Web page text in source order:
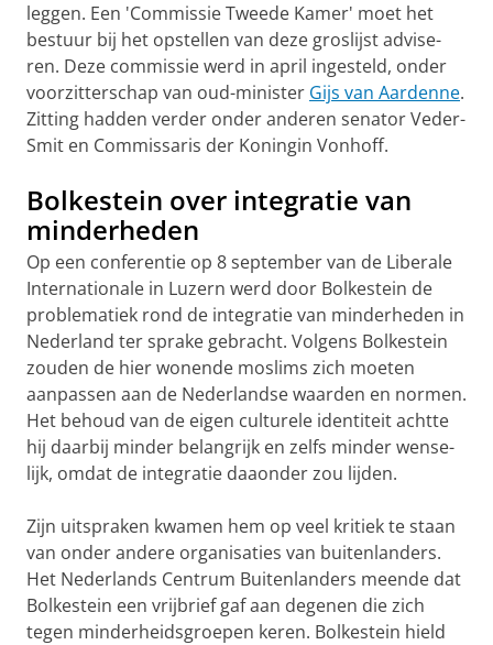
leggen. Een 'Com­mis­sie Tweede Kamer' moet het
bestuur bij het opstel­len van deze groslijst advi­se­
ren. Deze commissie werd in april ingesteld, onder
voor­zitterschap van oud-minister Gijs van Aardenne.
Zitting had­den verder onder ande­ren senator Veder-
Smit en Commissaris der Koningin Von­hoff.
Bolkestein over integratie van
minderheden
Op een conferentie op 8 september van de Liberale
Interna­tio­nale in Luzern werd door Bolkestein de
problematiek rond de integratie van minder­heden in
Nederland ter sprake gebracht. Volgens Bolkestein
zouden de hier wonende mos­lims zich moeten
aanpas­sen aan de Neder­landse waarden en nor­men.
Het behoud van de eigen culturele identi­teit acht­te
hij daar­bij minder be­lang­rijk en zelfs minder wense­
lijk, omdat de integratie daaon­der zou lijden.
Zijn uitspraken kwamen hem op veel kritiek te staan
van onder andere organi­saties van buitenlanders.
Het Neder­lands Cen­trum Buitenlanders meende dat
Bolkestein een vrijbrief gaf aan dege­nen die zich
tegen minder­heidsgroe­pen keren. Bolkestein hield